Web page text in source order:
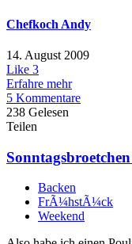
Chefkoch Andy
14. August 2009
Like 3
Erfahre mehr
5 Kommentare
238 Gelesen
Teilen
Backen
FrÃ¼hstÃ¼ck
Weekend